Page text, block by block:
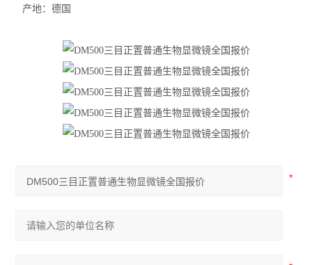
奥林巴斯CX43生物显微镜
尼康Ts2倒置显微镜
奥林巴斯CKX53倒置显微镜
奥林巴斯CX33生物显微镜
生物显微镜
体视显微镜
产地：德国